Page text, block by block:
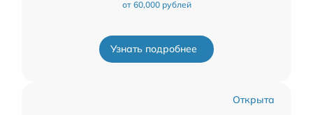
от 60,000 рублей
Узнать подробнее
Открыта